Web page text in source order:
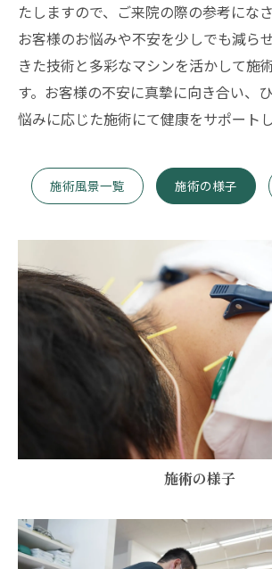
たしますので、ご来院の際の参考にな
お客様のお悩みや不安を少しでも減ら
きた技術と多彩なマシンを活かして施
す。お客様の不安に真摯に向き合い、
悩みに応じた施術にて健康をサポート
施術風景一覧 施術の様子
施術の様子